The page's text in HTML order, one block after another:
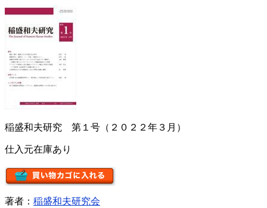
稲盛和夫研究 第１号（２０２２年３月）
仕入元在庫あり
著者： 稲盛和夫研究会